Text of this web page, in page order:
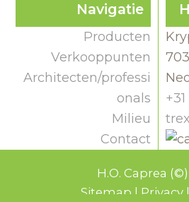
Navigatie
Producten
Verkooppunten
Architecten/professi
onals
Milieu
Contact
H.O. Caprea
Sitemap | Privacy |